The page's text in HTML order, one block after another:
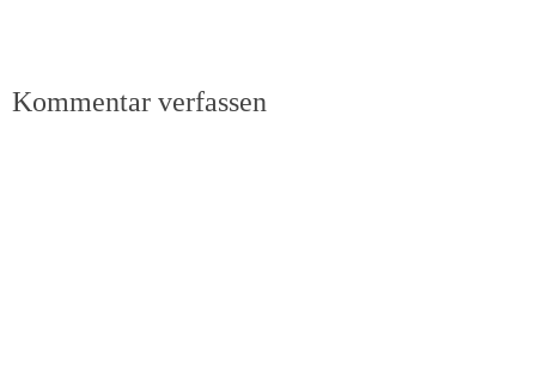
Kommentar verfassen